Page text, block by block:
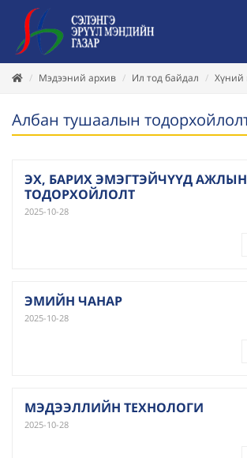
Мэдээний архив Ил тод байдал Хүний
Албан тушаалын
ЭХ, БАРИХ ЭМЭГТЭЙЧҮҮД
ТОДОРХОЙЛОЛТ
2025-10-28
ЭМИЙН ЧАНАР
2025-10-28
МЭДЭЭЛЛИЙН ТЕХНОЛОГИ
2025-10-28